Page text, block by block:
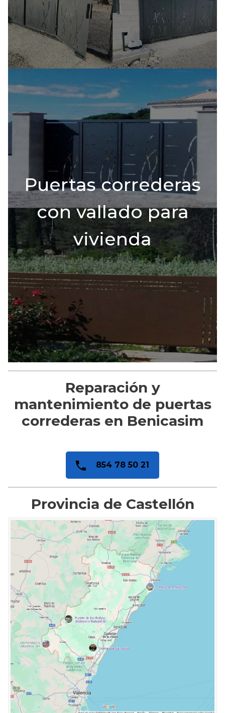
Puertas correderas
con vallado para
vivienda
Reparación y
mantenimiento de puertas
correderas en Benicasim
854 78 50 21
Provincia de Castellón